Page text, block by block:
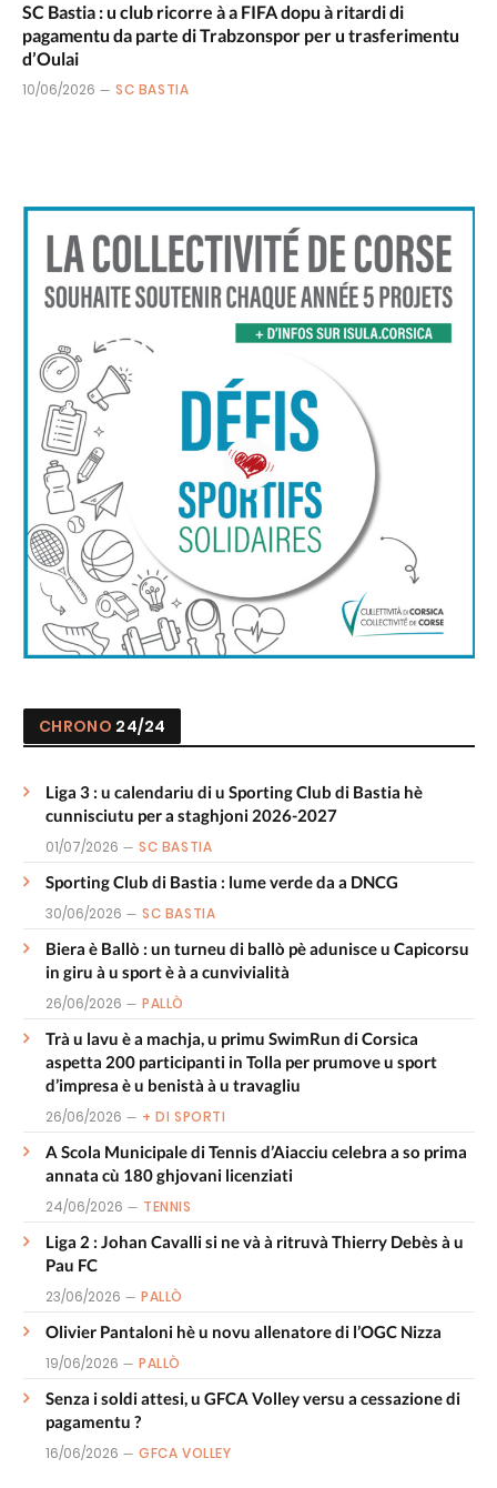
SC Bastia : u club ricorre à a FIFA dopu à ritardi di
pagamentu da parte di Trabzonspor per u trasferimentu
d’Oulai
10/06/2026 SC BASTIA
CHRONO 24/24
Liga 3 : u calendariu di u Sporting Club di Bastia hè
cunnisciutu per a staghjoni 2026-2027
01/07/2026 SC BASTIA
Sporting Club di Bastia : lume verde da a DNCG
30/06/2026 SC BASTIA
Biera è Ballò : un turneu di ballò pè adunisce u Capicorsu
in giru à u sport è à a cunvivialità
26/06/2026 PALLÒ
Trà u lavu è a machja, u primu SwimRun di Corsica
aspetta 200 participanti in Tolla per prumove u sport
d’impresa è u benistà à u travagliu
26/06/2026 + DI SPORTI
A Scola Municipale di Tennis d’Aiacciu celebra a so prima
annata cù 180 ghjovani licenziati
24/06/2026 TENNIS
Liga 2 : Johan Cavalli si ne và à ritruvà Thierry Debès à u
Pau FC
23/06/2026 PALLÒ
Olivier Pantaloni hè u novu allenatore di l’OGC Nizza
19/06/2026 PALLÒ
Senza i soldi attesi, u GFCA Volley versu a cessazione di
pagamentu ?
16/06/2026 GFCA VOLLEY